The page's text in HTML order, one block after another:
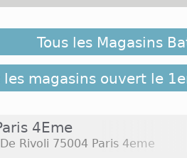
soient pas répertoriés ici,
des magasins de l'enseigne
Magasins Bata
Tous les Magasins
les magasins ouvert le
4Eme
Rivoli 75004 Paris 4eme